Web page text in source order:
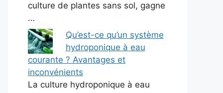
culture de plantes sans sol, gagne
…
Qu’est-ce qu’un système
hydroponique à eau
courante ? Avantages et
inconvénients
La culture hydroponique à eau